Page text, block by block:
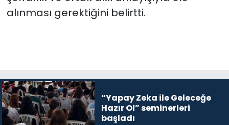
alınması gerektiğini belirtti.
“Yapay Zeka ile Geleceğe
Hazır Ol” seminerleri
başladı